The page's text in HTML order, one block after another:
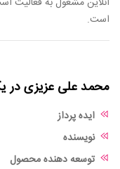
است.
محمد علی عزیزی در
ایده پرداز
نویسنده
توسعه دهنده محصول